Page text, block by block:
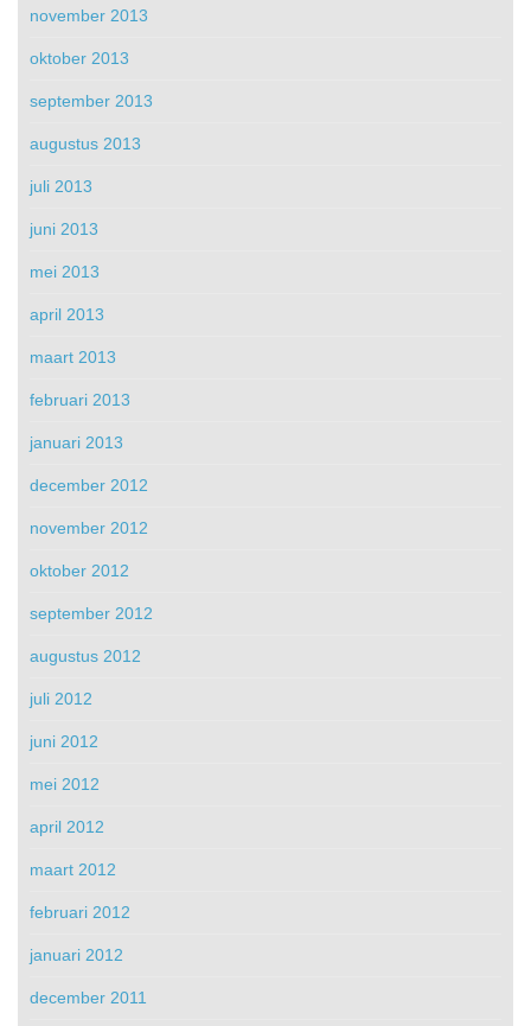
november 2013
oktober 2013
september 2013
augustus 2013
juli 2013
juni 2013
mei 2013
april 2013
maart 2013
februari 2013
januari 2013
december 2012
november 2012
oktober 2012
september 2012
augustus 2012
juli 2012
juni 2012
mei 2012
april 2012
maart 2012
februari 2012
januari 2012
december 2011